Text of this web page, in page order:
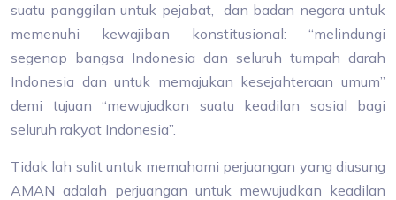
suatu panggilan untuk pejabat, dan badan negara untuk
memenuhi kewajiban konstitusional: “melindungi
segenap bangsa Indonesia dan seluruh tumpah darah
Indonesia dan untuk memajukan kesejahteraan umum”
demi tujuan “mewujudkan suatu keadilan sosial bagi
seluruh rakyat Indonesia”.
Tidak lah sulit untuk memahami perjuangan yang diusung
AMAN adalah perjuangan untuk mewujudkan keadilan